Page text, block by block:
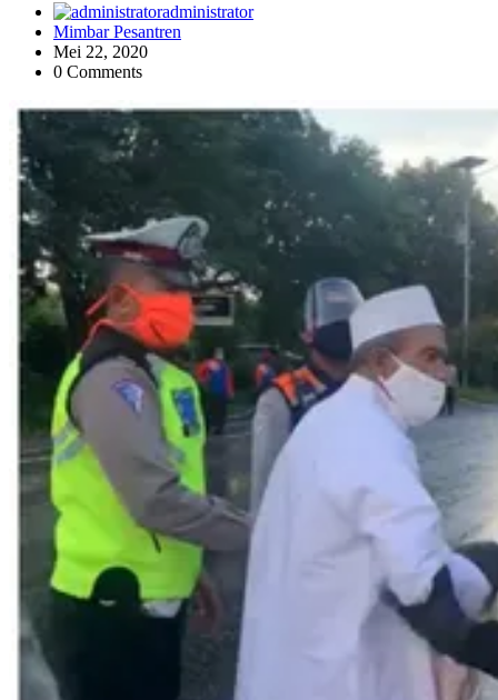
administrator
Mimbar Pesantren
Mei 22, 2020
0 Comments